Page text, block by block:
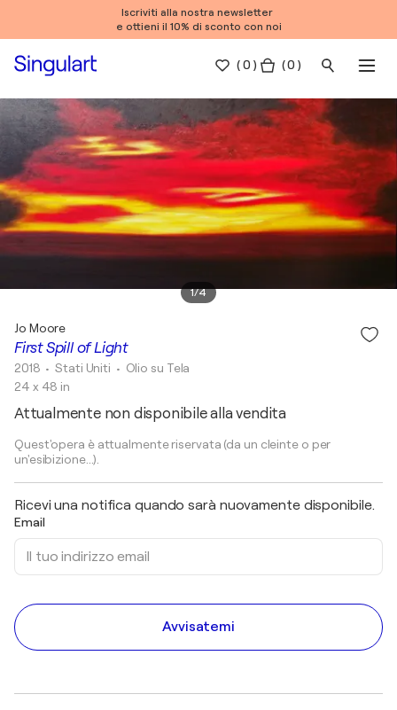
Iscriviti alla nostra newsletter
e ottieni il 10% di sconto con noi
(0 ) ( 0 )
1/4
First Spill of Light
Jo Moore
2018 • Stati Uniti • Olio su Tela
24 x 48 in
Attualmente non disponibile alla vendita
Quest'opera è attualmente riservata (da un cleinte o per
un'esibizione...).
Ricevi una notifica quando sarà nuovamente disponibile.
Email
Avvisatemi